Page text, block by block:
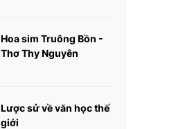
Hoa sim Truông Bồn -
Thơ Thy Nguyên
Lược sử về văn học thế
giới